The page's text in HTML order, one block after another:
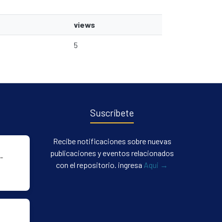
views
5
Suscríbete
Recibe notificaciones sobre nuevas
publicaciones y eventos relacionados
con el repositorio. ingresa Aqui →